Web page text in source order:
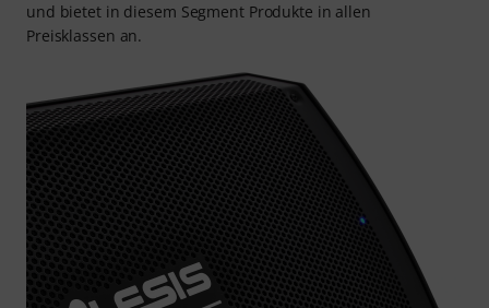
und bietet in diesem Segment Produkte in allen
Preisklassen an.